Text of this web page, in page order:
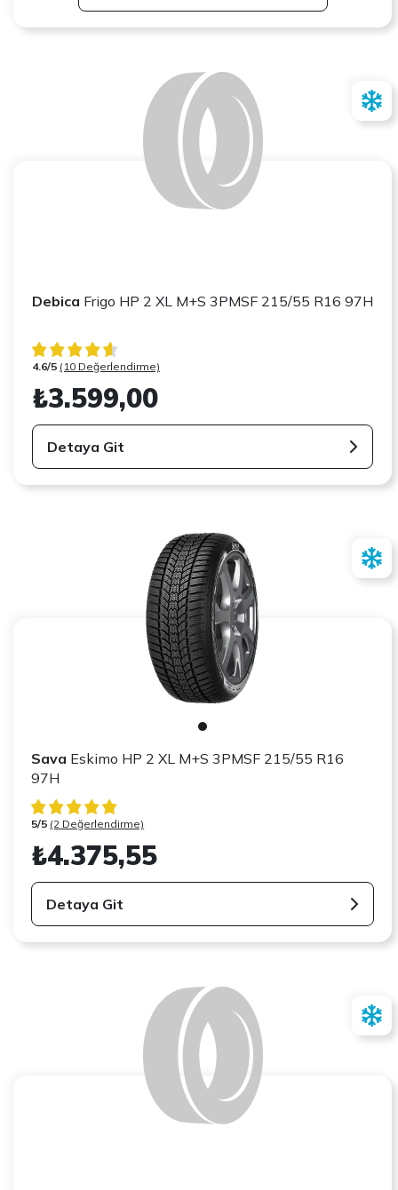
Debica Frigo HP 2 XL M+S 3PMSF 215/55 R16 97H
4.6/5 (10 Değerlendirme)
₺3.599,00
Detaya Git
Sava Eskimo HP 2 XL M+S 3PMSF 215/55 R16
97H
5/5 (2 Değerlendirme)
₺4.375,55
Detaya Git